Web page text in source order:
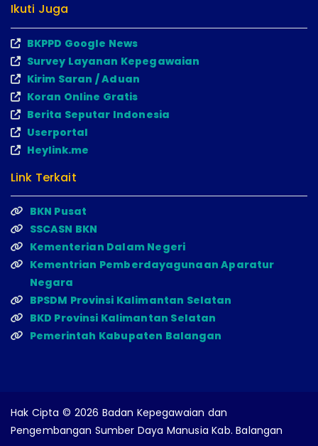
Ikuti Juga
BKPPD Google News
Survey Layanan Kepegawaian
Kirim Saran / Aduan
Koran Online Gratis
Berita Seputar Indonesia
Userportal
Heylink.me
Link Terkait
BKN Pusat
SSCASN BKN
Kementerian Dalam Negeri
Kementrian Pemberdayagunaan Aparatur
Negara
BPSDM Provinsi Kalimantan Selatan
BKD Provinsi Kalimantan Selatan
Pemerintah Kabupaten Balangan
Hak Cipta © 2026 Badan Kepegawaian dan
Pengembangan Sumber Daya Manusia Kab. Balangan